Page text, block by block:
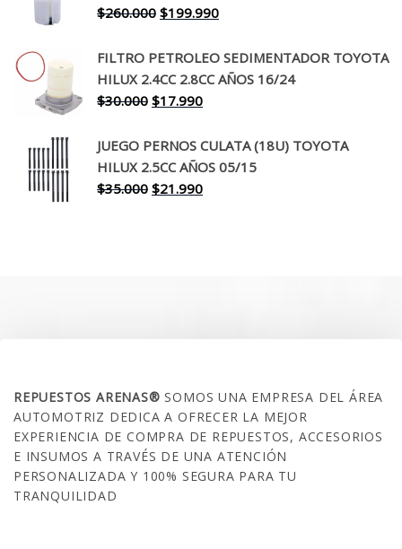
$650.000.$519.990.
$260.000 El
original
era:
$260.000.
$199.990El
actual
es:
FILTRO PETROLEO SEDIMENTADOR TOYOTA
HILUX 2.4CC 2.8CC AÑOS 16/24
$30.000 El
original
era:
$30.000.
$17.990El
actual
es:
$17.990.
JUEGO PERNOS CULATA (18U) TOYOTA
HILUX 2.5CC AÑOS 05/15
$35.000 El
$21.990El
REPUESTOS ARENAS®SOMOS UNA EMPRESA DEL ÁREA
AUTOMOTRIZ DEDICA A OFRECER LA MEJOR
EXPERIENCIA DE COMPRA DE REPUESTOS, ACCESORIOS
E INSUMOS A TRAVÉS DE UNA ATENCIÓN
PERSONALIZADA Y 100% SEGURA PARA TU
TRANQUILIDAD